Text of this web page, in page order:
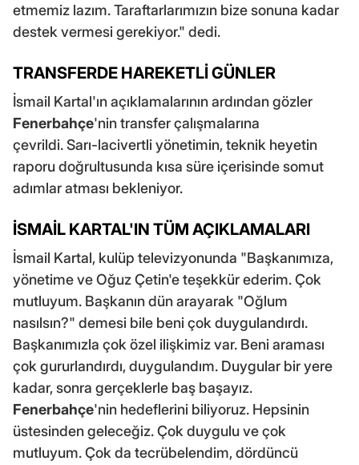
etmemiz lazım. Taraftarlarımızın bize sonuna kadar
destek vermesi gerekiyor." dedi.
TRANSFERDE HAREKETLİ GÜNLER
İsmail Kartal'ın açıklamalarının ardından gözler
Fenerbahçe'nin transfer çalışmalarına
çevrildi. Sarı-lacivertli yönetimin, teknik heyetin
raporu doğrultusunda kısa süre içerisinde somut
adımlar atması bekleniyor.
İSMAİL KARTAL'IN TÜM AÇIKLAMALARI
İsmail Kartal, kulüp televizyonunda "Başkanımıza,
yönetime ve Oğuz Çetin'e teşekkür ederim. Çok
mutluyum. Başkanın dün arayarak "Oğlum
nasılsın?" demesi bile beni çok duygulandırdı.
Başkanımızla çok özel ilişkimiz var. Beni araması
çok gururlandırdı, duygulandım. Duygular bir yere
kadar, sonra gerçeklerle baş başayız.
Fenerbahçe'nin hedeflerini biliyoruz. Hepsinin
üstesinden geleceğiz. Çok duygulu ve çok
mutluyum. Çok da tecrübelendim, dördüncü